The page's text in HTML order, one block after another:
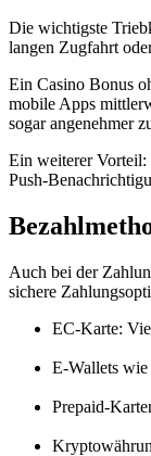
Die wichtigste
langen Zugfahrt
Ein Casino Bonus
mobile Apps
sogar angenehmer
Ein weiterer Vorteil:
Push-
Auch bei der
sichere
EC-Karte:
E-Wallets
Prepaid-